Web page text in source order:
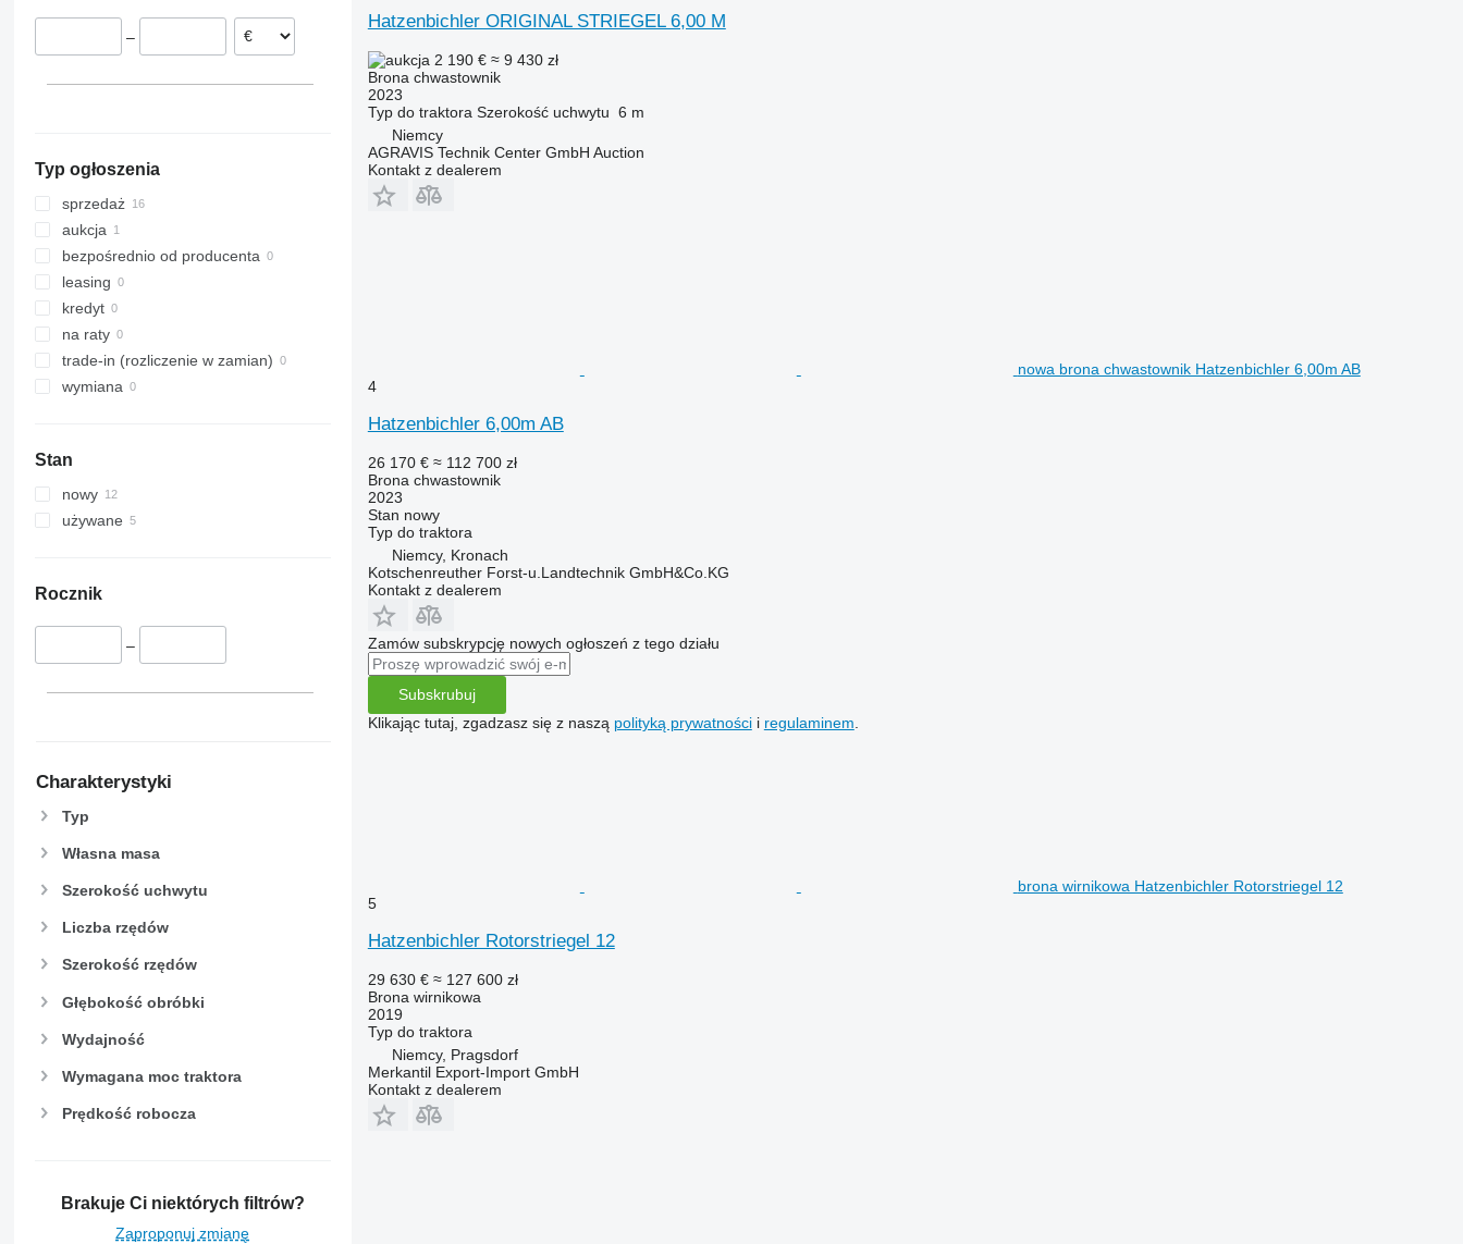
–
Typ ogłoszenia
sprzedaż
aukcja
bezpośrednio od producenta
leasing
kredyt
na raty
trade-in (rozliczenie w zamian)
wymiana
Stan
nowy
używane
Rocznik
–
Charakterystyki
Typ
Własna masa
Szerokość uchwytu
Liczba rzędów
Szerokość rzędów
Głębokość obróbki
Wydajność
Wymagana moc traktora
Prędkość robocza
Brakuje Ci niektórych filtrów?
Zaproponuj zmianę
Hatzenbichler ORIGINAL STRIEGEL 6,00 M
2 190 € ≈ 9 430 zł
Brona chwastownik
2023
Typ do traktora Szerokość uchwytu 6 m
Niemcy
AGRAVIS Technik Center GmbH Auction
Kontakt z dealerem
nowa brona chwastownik Hatzenbichler 6,00m AB
4
Hatzenbichler 6,00m AB
26 170 € ≈ 112 700 zł
Brona chwastownik
2023
Stan nowy
Typ do traktora
Niemcy, Kronach
Kotschenreuther Forst-u.Landtechnik GmbH&Co.KG
Kontakt z dealerem
Zamów subskrypcję nowych ogłoszeń z tego działu
Subskrubuj
Klikając tutaj, zgadzasz się z naszą polityką prywatnościi regulaminem
brona wirnikowa Hatzenbichler Rotorstriegel 12
5
Hatzenbichler Rotorstriegel 12
29 630 € ≈ 127 600 zł
Brona wirnikowa
2019
Typ do traktora
Niemcy, Pragsdorf
Merkantil Export-Import GmbH
Kontakt z dealerem